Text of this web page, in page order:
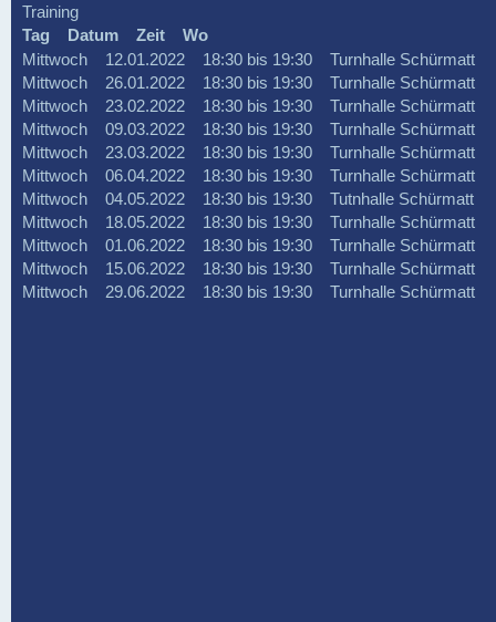
Training
Tag Datum Zeit Wo
Mittwoch 12.01.2022 18:30 bis 19:30 Turnhalle Schürmatt
Mittwoch 26.01.2022 18:30 bis 19:30 Turnhalle Schürmatt
Mittwoch 23.02.2022 18:30 bis 19:30 Turnhalle Schürmatt
Mittwoch 09.03.2022 18:30 bis 19:30 Turnhalle Schürmatt
Mittwoch 23.03.2022 18:30 bis 19:30 Turnhalle Schürmatt
Mittwoch 06.04.2022 18:30 bis 19:30 Turnhalle Schürmatt
Mittwoch 04.05.2022 18:30 bis 19:30 Tutnhalle Schürmatt
Mittwoch 18.05.2022 18:30 bis 19:30 Turnhalle Schürmatt
Mittwoch 01.06.2022 18:30 bis 19:30 Turnhalle Schürmatt
Mittwoch 15.06.2022 18:30 bis 19:30 Turnhalle Schürmatt
Mittwoch 29.06.2022 18:30 bis 19:30 Turnhalle Schürmatt